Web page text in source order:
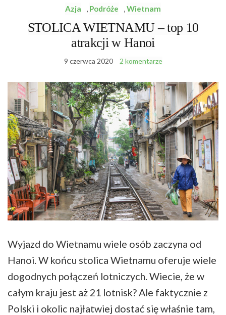
Azja , Podróże ,Wietnam
STOLICA WIETNAMU – top 10
atrakcji w Hanoi
9 czerwca 2020 2 komentarze
Wyjazd do Wietnamu wiele osób zaczyna od
Hanoi. W końcu stolica Wietnamu oferuje wiele
dogodnych połączeń lotniczych. Wiecie, że w
całym kraju jest aż 21 lotnisk? Ale faktycznie z
Polski i okolic najłatwiej dostać się właśnie tam,